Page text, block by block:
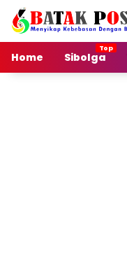
Langsung
konten
Home
Sibolga